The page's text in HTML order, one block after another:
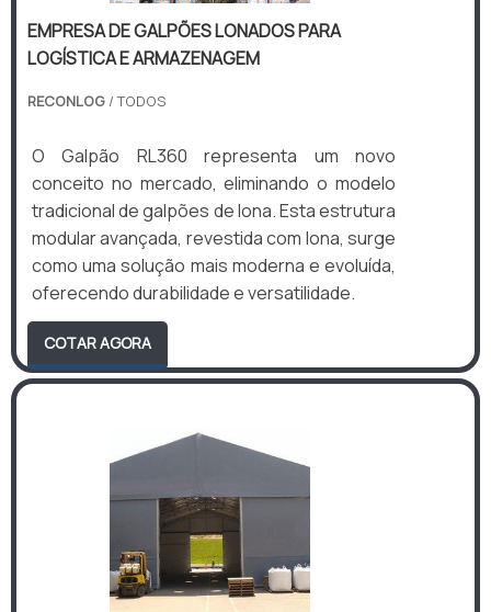
EMPRESA DE GALPÕES LONADOS PARA
LOGÍSTICA E ARMAZENAGEM
RECONLOG / TODOS
O Galpão RL360 representa um novo
conceito no mercado, eliminando o modelo
tradicional de galpões de lona. Esta estrutura
modular avançada, revestida com lona, surge
como uma solução mais moderna e evoluída,
oferecendo durabilidade e versatilidade.
COTAR AGORA